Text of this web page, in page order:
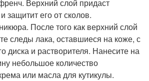
Верхний слой придаст
защитит его от сколов.
После того как верхний слой
следы лака, оставшиеся на коже, с
диска и растворителя. Нанесите на
небольшое количество
или масла для кутикулы.